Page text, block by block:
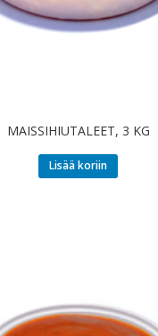
MAISSIHIUTALEET, 3 KG
Lisää koriin